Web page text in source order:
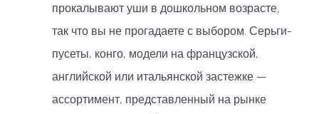
прокалывают уши в дошкольном возрасте,
так что вы не прогадаете с выбором. Серьги-
пусеты, конго, модели на французской,
английской или итальянской застежке —
ассортимент, представленный на рынке